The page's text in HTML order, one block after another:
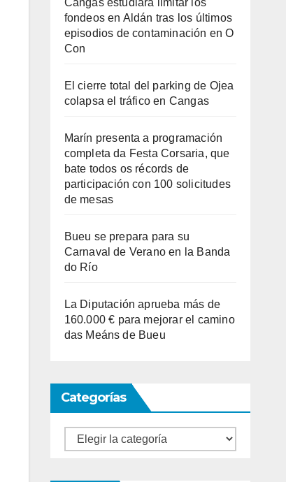
fondeos en Aldán tras los últimos
episodios de contaminación en O
Con
El cierre total del parking de Ojea
colapsa el tráfico en Cangas
Marín presenta a programación
completa da Festa Corsaria, que
bate todos os récords de
participación con 100 solicitudes
de mesas
Bueu se prepara para su
Carnaval de Verano en la Banda
do Río
La Diputación aprueba más de
160.000 € para mejorar el camino
das Meáns de Bueu
Categorías
Categorías